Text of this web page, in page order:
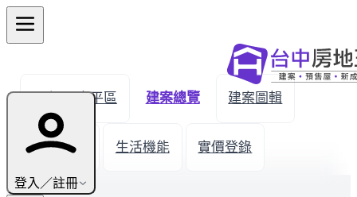
登入／註冊
← 返回太平區 建案總覽 建案圖輯
新屋開箱 生活機能 實價登錄